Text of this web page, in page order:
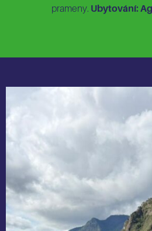
prameny. Ubytování: